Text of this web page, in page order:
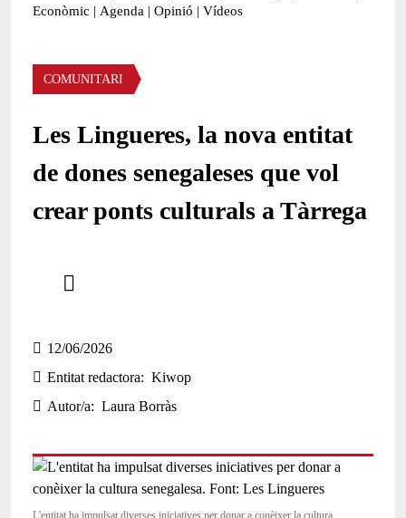
Econòmic | Agenda | Opinió | Vídeos
Àmbit de la notícia
COMUNITARI
Les Lingueres, la nova entitat
de dones senegaleses que vol
crear ponts culturals a Tàrrega
12/06/2026
Entitat redactora
Kiwop
Autor/a
Laura Borràs
L'entitat ha impulsat diverses iniciatives per donar a conèixer la cultura